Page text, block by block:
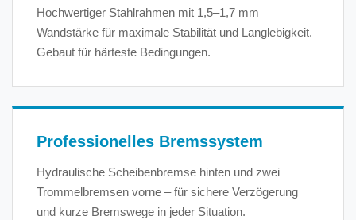
Hochwertiger Stahlrahmen mit 1,5–1,7 mm
Wandstärke für maximale Stabilität und Langlebigkeit.
Gebaut für härteste Bedingungen.
Professionelles Bremssystem
Hydraulische Scheibenbremse hinten und zwei
Trommelbremsen vorne – für sichere Verzögerung
und kurze Bremswege in jeder Situation.